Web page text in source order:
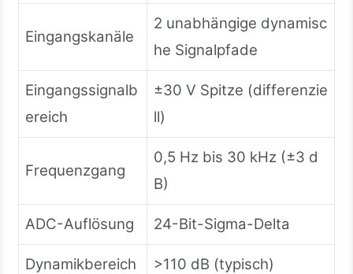
Eingangskanäle
2 unabhängige dynamisc
he Signalpfade
Eingangssignalb
ereich
±30 V Spitze (differenzie
ll)
Frequenzgang
0,5 Hz bis 30 kHz (±3 d
B)
ADC-Auflösung 24-Bit-Sigma-Delta
Dynamikbereich >110 dB (typisch)